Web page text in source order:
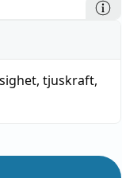
, tjuskraft,